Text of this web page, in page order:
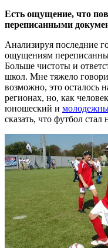
Есть ощущение, что
переписанными
Анализируя последние
ощущениям
Больше чистоты и
школ. Мне тяжело
возможно, это осталось
регионах, но, как
юношеский и
сказать, что футбол